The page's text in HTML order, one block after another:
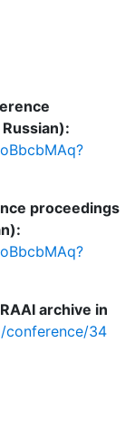
proceedings
archive in
conference/34